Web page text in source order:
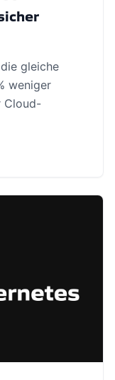
gleiche
weniger
Cloud-